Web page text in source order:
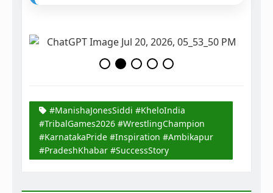
#ManishaJonesSiddi #KheloIndia
#TribalGames2026 #WrestlingChampion
#KarnatakaPride #Inspiration #Ambikapur
#PradeshKhabar #SuccessStory